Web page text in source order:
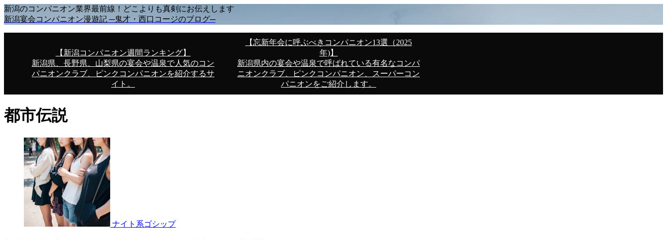
新潟のコンパニオン業界最前線！どこよりも真剣にお伝えします
新潟宴会コンパニオン漫遊記 ─鬼才・西口コージのブログ─
【新潟コンパニオン週間ランキング】
新潟県、長野県、山梨県の宴会や温泉で人気のコン
パニオンクラブ、ピンクコンパニオンを紹介するサ
イト。
【忘新年会に呼ぶべきコンパニオン13選（2025
年)】
新潟県内の宴会や温泉で呼ばれている有名なコンパ
ニオンクラブ、ピンクコンパニオン、スーパーコン
パニオンをご紹介します。
都市伝説
ナイト系ゴシップ